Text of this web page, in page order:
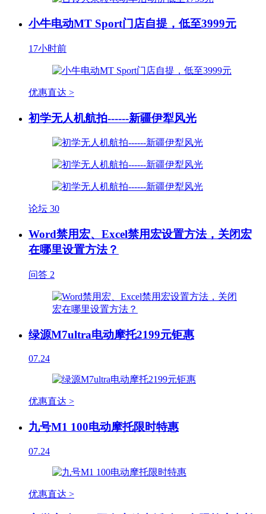
小牛电动MT Sport门店自提，低至3999元
17小时前
优惠直达 >
初学无人机航拍------新疆伊犁风光
论坛 30
Word禁用宏、Excel禁用宏设置方法，关闭宏
在哪里设置方法？
问答 2
绿源M7ultra电动摩托2199元钜惠
07.24
优惠直达 >
九号M1 100电动摩托限时特惠
07.24
优惠直达 >